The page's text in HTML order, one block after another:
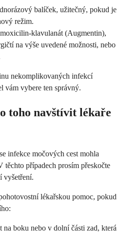
balíček, užitečný, pokud je
režim.
klavulanát (Augmentin),
na výše uvedené možnosti, nebo
nekomplikovaných infekcí
vám vybere ten správný.
toho navštívit lékaře
infekce močových cest mohla
těchto případech prosím přeskočte
vyšetření.
lékařskou pomoc, pokud
na boku nebo v dolní části zad, která